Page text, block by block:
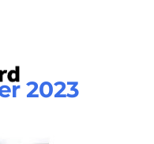
2023